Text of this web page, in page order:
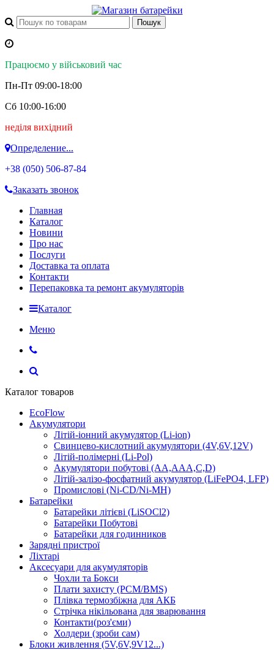
Працюємо у військовий час
Пн-Пт 09:00-18:00
Сб 10:00-16:00
неділя вихідний
Определение...
+38 (050) 506-87-84
Заказать звонок
Главная
Каталог
Новини
Про нас
Послуги
Доставка та оплата
Контакти
Перепаковка та ремонт акумуляторів
Каталог
Меню
Каталог товаров
EcoFlow
Акумулятори
Літій-іонний акумулятор (Li-ion)
Свинцево-кислотний акумулятори (4V,6V,12V)
Літій-полімерні (Li-Pol)
Акумулятори побутові (AA,AAA,C,D)
Літій-залізо-фосфатний акумулятор (LiFePO4, LFP)
Промислові (Ni-CD/Ni-MH)
Батарейки
Батарейки літієві (LiSOCl2)
Батарейки Побутові
Батарейки для годинников
Зарядні пристрої
Ліхтарі
Аксесуари для акумуляторів
Чохли та Бокси
Плати захисту (PCM/BMS)
Плівка термозбіжна для АКБ
Стрічка нікільована для зварювання
Контакти(роз'єми)
Холдери (зроби сам)
Блоки живлення (5V,6V,9V12...)